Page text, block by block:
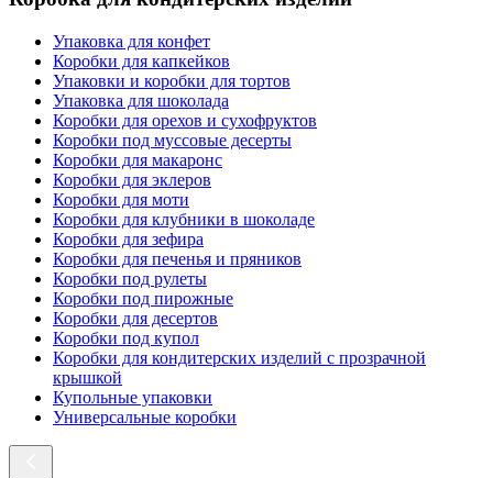
Упаковка для конфет
Коробки для капкейков
Упаковки и коробки для тортов
Упаковка для шоколада
Коробки для орехов и сухофруктов
Коробки под муссовые десерты
Коробки для макаронс
Коробки для эклеров
Коробки для моти
Коробки для клубники в шоколаде
Коробки для зефира
Коробки для печенья и пряников
Коробки под рулеты
Коробки под пирожные
Коробки для десертов
Коробки под купол
Коробки для кондитерских изделий с прозрачной
крышкой
Купольные упаковки
Универсальные коробки